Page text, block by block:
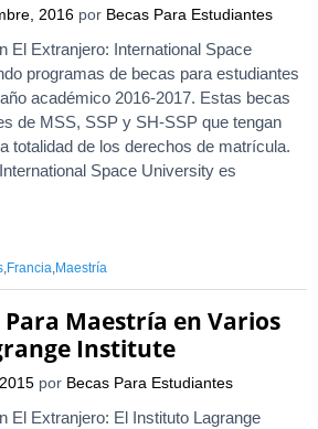
2016 por Becas Para Estudiantes
El Extranjero: International Space
programas de becas para estudiantes
académico 2016-2017. Estas becas
de MSS, SSP y SH-SSP que tengan
totalidad de los derechos de matrícula.
Space University es
,Francia,Maestría
Para Maestría en Varios
Institute
por Becas Para Estudiantes
El Extranjero: El Instituto Lagrange